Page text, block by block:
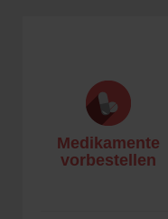
Medikamente
vorbestellen